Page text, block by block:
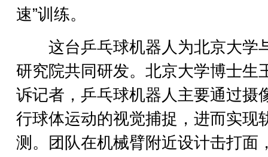
速”训练。
这台乒乓球机器人为北京大学
研究院共同研发。北京大学博士生
诉记者，乒乓球机器人主要通过摄
行球体运动的视觉捕捉，进而实现
测。团队在机械臂附近设计击打面